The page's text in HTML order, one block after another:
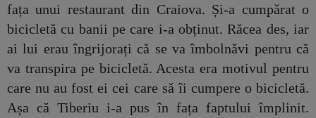
fața unui restaurant din Craiova. Și-a cumpărat o
bicicletă cu banii pe care i-a obținut. Răcea des, iar
ai lui erau îngrijorați că se va îmbolnăvi pentru că
va transpira pe bicicletă. Acesta era motivul pentru
care nu au fost ei cei care să îi cumpere o bicicletă.
Așa că Tiberiu i-a pus în fața faptului împlinit.